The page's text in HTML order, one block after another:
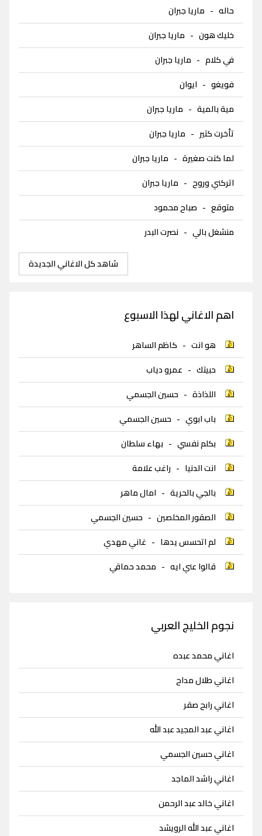
حاله - ماريا جبران
خليك هون - ماريا جبران
في كلام - ماريا جبران
فويغو - ايوان
مية بالمية - ماريا جبران
تأخرت كتير - ماريا جبران
لما كنت صغيرة - ماريا جبران
اتركني وروح - ماريا جبران
متوقع - صباح محمود
منشغل بالي - نصرت البدر
شاهد كل الاغاني الجديدة
اهم الاغاني لهذا الاسبوع
هو انت - كاظم الساهر
حبيتك - عمرو دياب
اللذاذة - حسين الجسمي
باب ابوي - حسين الجسمي
بكلم نفسي - بهاء سلطان
انت الدنيا - راغب علامة
بالجي بالحرية - امال ماهر
الصقور المخلصين - حسين الجسمي
لم اتحسس يدها - غاني مهدي
قالوا عني ايه - محمد حماقي
نجوم الخليج العربي
اغاني محمد عبده
اغاني طلال مداح
اغاني رابح صقر
اغاني عبد المجيد عبد الله
اغاني حسين الجسمي
اغاني راشد الماجد
اغاني خالد عبد الرحمن
اغاني عبد الله الرويشد